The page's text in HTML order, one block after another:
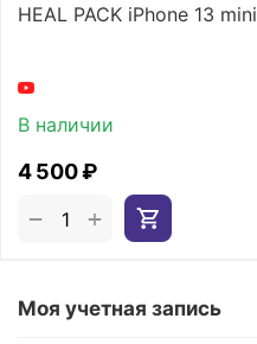
HEAL PACK iPhone 13 mini
В наличии
4 500₽
+
−
Моя учетная запись